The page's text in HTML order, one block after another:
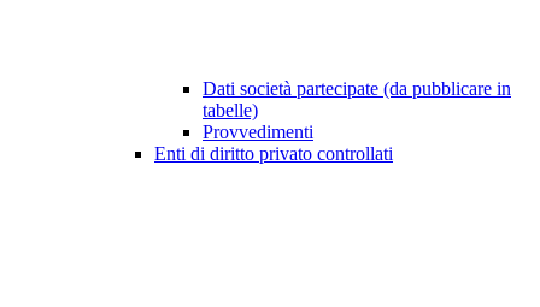
Dati società partecipate (da pubblicare in
tabelle)
Provvedimenti
Enti di diritto privato controllati